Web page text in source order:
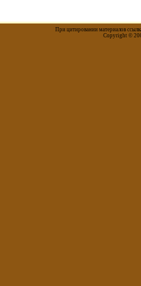
При цитировании материалов
Copyright ©